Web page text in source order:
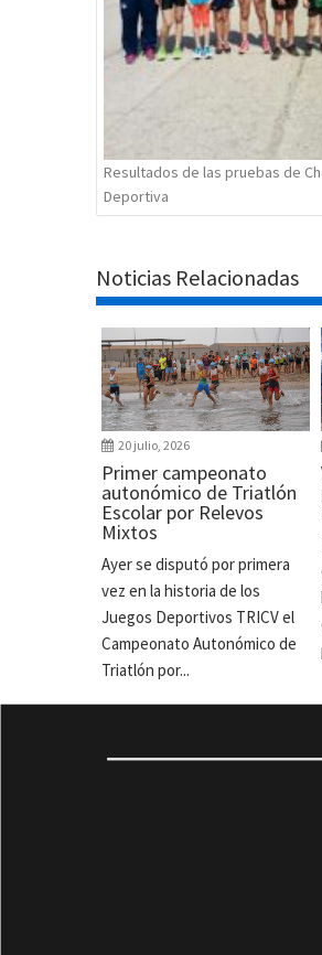
Resultados de las pruebas de
Deportiva
Noticias Relacionadas
20 julio, 2026
Primer campeonato
autonómico de Triatlón
Escolar por Relevos
Mixtos
Ayer se disputó por primera
vez en la historia de los
Juegos Deportivos TRICV el
Campeonato Autonómico de
Triatlón por...